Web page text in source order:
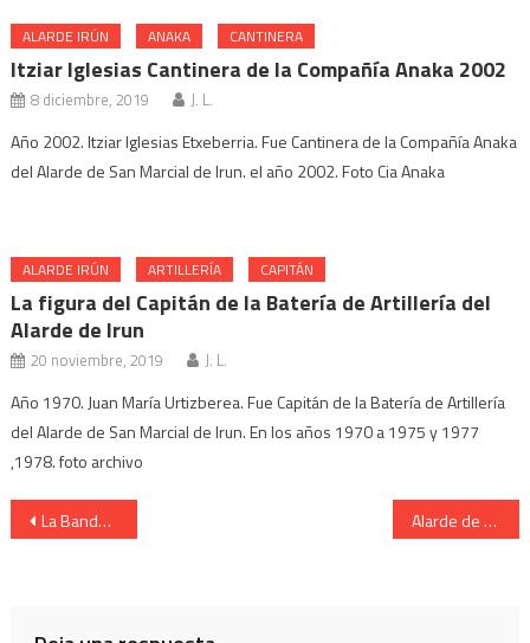
ALARDE IRÚN ANAKA CANTINERA
Itziar Iglesias Cantinera de la Compañía Anaka 2002
8 diciembre, 2019 J. L.
Año 2002. Itziar Iglesias Etxeberria. Fue Cantinera de la Compañía Anaka
del Alarde de San Marcial de Irun. el año 2002. Foto Cia Anaka
ALARDE IRÚN ARTILLERÍA CAPITÁN
La figura del Capitán de la Batería de Artillería del
Alarde de Irun
20 noviembre, 2019 J. L.
Año 1970. Juan María Urtizberea. Fue Capitán de la Batería de Artillería
del Alarde de San Marcial de Irun. En los años 1970 a 1975 y 1977
,1978. foto archivo
Navegación
La Banda entrando en la Iglesia. Cantinera Ainara Iglesias. Año 2004 Alarde de San Marcial de Irun. La romería en el monte.